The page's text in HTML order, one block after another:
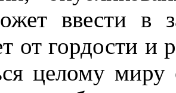
ввести в
от гордости и
целому миру